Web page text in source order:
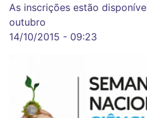
As inscrições estão
outubro
14/10/2015 - 09:23